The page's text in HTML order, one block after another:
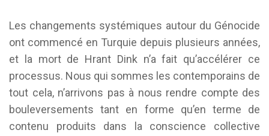
Les changements systémiques autour du Génocide
ont commencé en Turquie depuis plusieurs années,
et la mort de Hrant Dink n’a fait qu’accélérer ce
processus. Nous qui sommes les contemporains de
tout cela, n’arrivons pas à nous rendre compte des
bouleversements tant en forme qu’en terme de
contenu produits dans la conscience collective